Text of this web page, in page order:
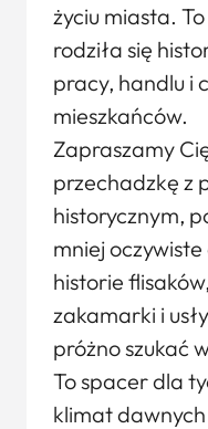
życiu miasta.
rodziła się
pracy, handlu i
mieszkańców.
Zapraszamy
przechadzkę z
historycznym,
mniej
historie
zakamarki i
próżno szukać
To spacer dla
klimat